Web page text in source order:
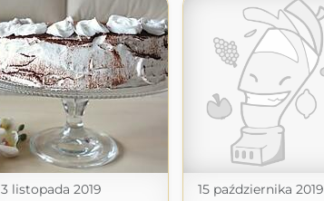
3 listopada 2019
15 października 2019